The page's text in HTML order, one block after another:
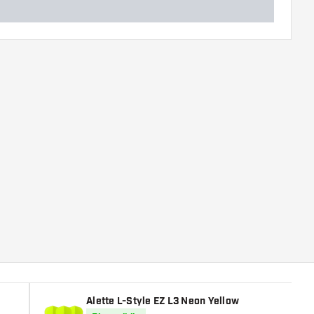
Alette L-Style EZ L3 Neon Yellow